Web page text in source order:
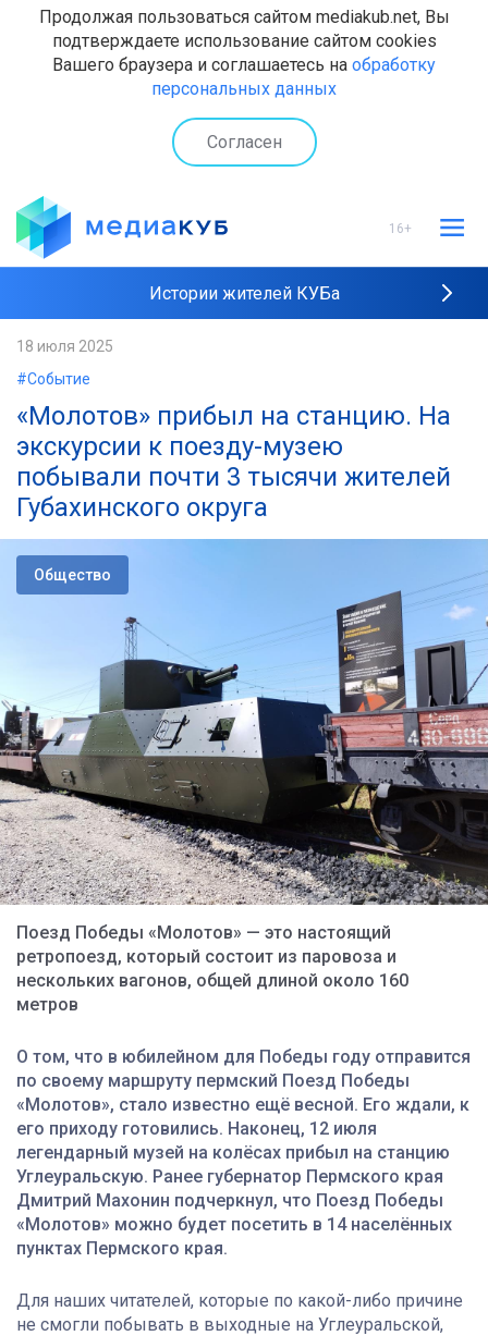
Продолжая пользоваться сайтом mediakub.net, Вы
подтверждаете использование сайтом cookies
Вашего браузера и соглашаетесь на обработку
персональных данных
Согласен
16+
Истории жителей КУБа
Наши интервью
18 июля 2025
#Событие
«Молотов» прибыл на станцию. На
экскурсии к поезду-музею
побывали почти 3 тысячи жителей
Губахинского округа
Общество
Поезд Победы «Молотов» — это настоящий
ретропоезд, который состоит из паровоза и
нескольких вагонов, общей длиной около 160
метров
О том, что в юбилейном для Победы году отправится
по своему маршруту пермский Поезд Победы
«Молотов», стало известно ещё весной. Его ждали, к
его приходу готовились. Наконец, 12 июля
легендарный музей на колёсах прибыл на станцию
Углеуральскую. Ранее губернатор Пермского края
Дмитрий Махонин подчеркнул, что Поезд Победы
«Молотов» можно будет посетить в 14 населённых
пунктах Пермского края.
Для наших читателей, которые по какой-либо причине
не смогли побывать в выходные на Углеуральской,